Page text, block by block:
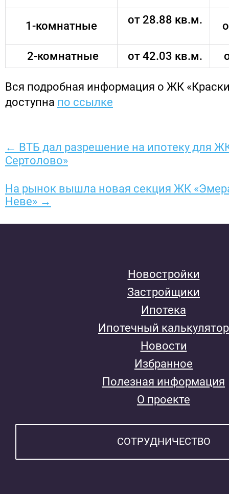
1-комнатные от 28.88 кв.м.
2-комнатные от 42.03 кв.м.
Вся подробная информация о ЖК
доступна по ссылке
← ВТБ дал разрешение на ипотеку для
Сертолово»
На рынок вышла новая секция ЖК
Неве» →
Новостройки
Застройщики
Ипотека
Ипотечный калькулятор
Новости
Избранное
Полезная информация
О проекте
СОТРУДНИЧЕСТВО